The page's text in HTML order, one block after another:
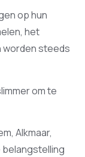
op hun
het
worden steeds
om te
Alkmaar,
belangstelling